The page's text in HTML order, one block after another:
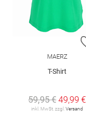
MAERZ
T-Shirt
59,95 €49,99 €
inkl. MwSt. zzgl. Versand